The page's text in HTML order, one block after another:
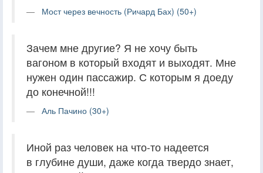
Мост через вечность (Ричард Бах) (50+)
Зачем мне другие? Я не хочу быть
вагоном в который входят и выходят. Мне
нужен один пассажир. С которым я доеду
до конечной!!!
Аль Пачино (30+)
Иной раз человек на что-то надеется
в глубине души, даже когда твердо знает,